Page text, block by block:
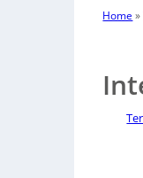
Home »